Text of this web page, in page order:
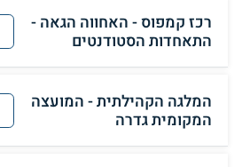
רכז קמפוס - האחווה הגאה -
התאחדות הסטודנטים
המלגה הקהילתית - המועצה
המקומית גדרה